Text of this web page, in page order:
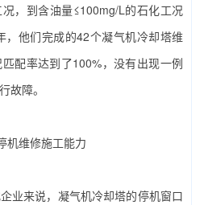
，到含油量≤100mg/L的石化工况
，他们完成的42个凝气机冷却塔维
配率达到了100%，没有出现一例
故障。
机维修施工能力
业来说，凝气机冷却塔的停机窗口